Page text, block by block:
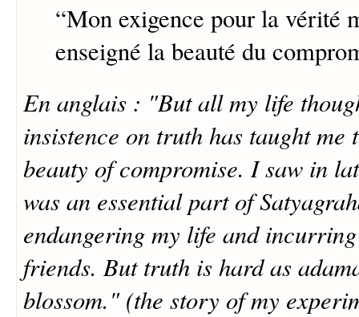
“Mon exigence pour la vérité
enseigné la beauté du
En anglais : "But all my life
insistence on truth has taught me
beauty of compromise. I saw in
was an essential part of
endangering my life and
friends. But truth is hard as
blossom." (the story of my